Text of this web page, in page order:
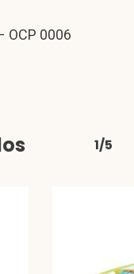
OCP 0006
1/5